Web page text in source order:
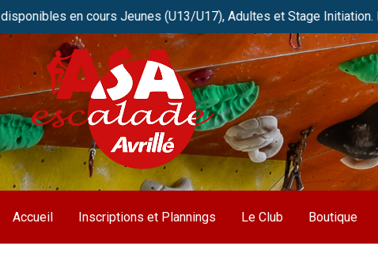
cours Jeunes (U13/U17), Adultes et Stage Initiation. Réservez
Passer
contenu
Club de grimpe FFME d’Avrillé / Angers
Accueil
Inscriptions et Plannings Le Club Boutique